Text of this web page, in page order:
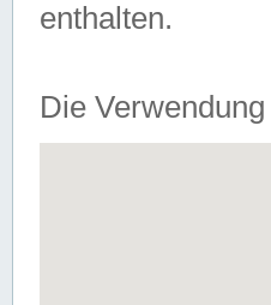
enthalten.
Die